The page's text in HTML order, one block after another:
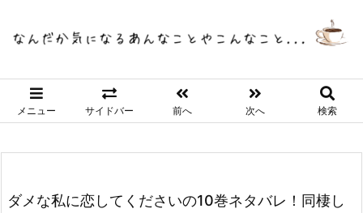
メニュー サイドバー 前へ 次へ 検索
ダメな私に恋してくださいの10巻ネタバレ！同棲し